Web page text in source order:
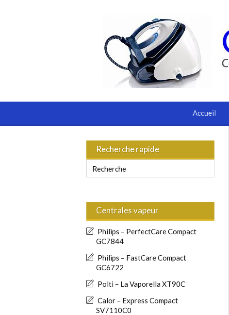
Accueil
Recherche rapide
Centrales vapeur
Philips – PerfectCare Compact
GC7844
Philips – FastCare Compact
GC6722
Polti – La Vaporella XT90C
Calor – Express Compact
SV7110C0